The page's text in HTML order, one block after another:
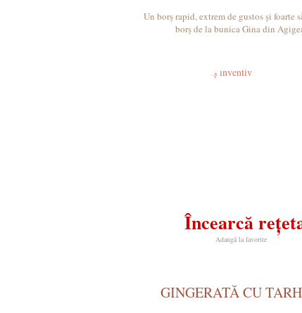
Un borș rapid, extrem de gustos și foarte
borș de la bunica Gina din
Încearcă
Adaugă la favorite
GINGERATĂ CU